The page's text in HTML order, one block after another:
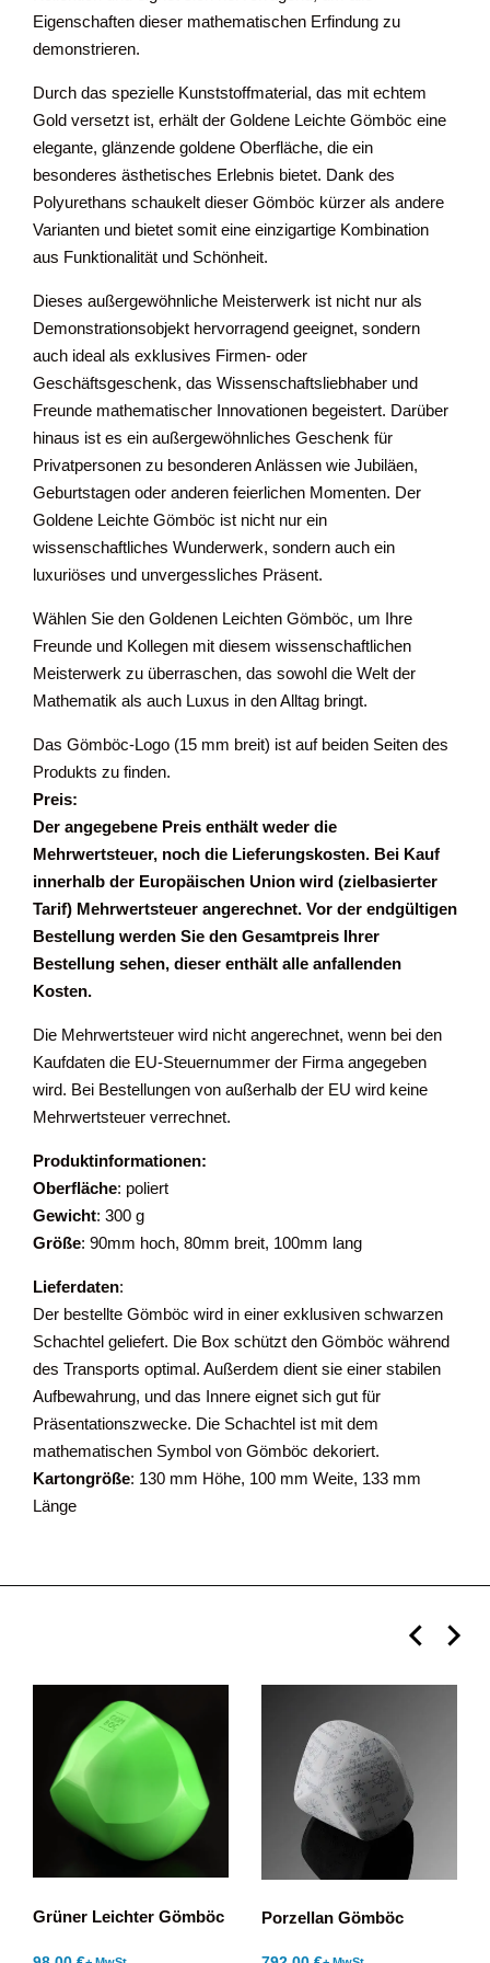
Eigenschaften dieser mathematischen Erfindung zu
demonstrieren.
Durch das spezielle Kunststoffmaterial, das mit echtem
Gold versetzt ist, erhält der Goldene Leichte Gömböc eine
elegante, glänzende goldene Oberfläche, die ein
besonderes ästhetisches Erlebnis bietet. Dank des
Polyurethans schaukelt dieser Gömböc kürzer als andere
Varianten und bietet somit eine einzigartige Kombination
aus Funktionalität und Schönheit.
Dieses außergewöhnliche Meisterwerk ist nicht nur als
Demonstrationsobjekt hervorragend geeignet, sondern
auch ideal als exklusives Firmen- oder
Geschäftsgeschenk, das Wissenschaftsliebhaber und
Freunde mathematischer Innovationen begeistert. Darüber
hinaus ist es ein außergewöhnliches Geschenk für
Privatpersonen zu besonderen Anlässen wie Jubiläen,
Geburtstagen oder anderen feierlichen Momenten. Der
Goldene Leichte Gömböc ist nicht nur ein
wissenschaftliches Wunderwerk, sondern auch ein
luxuriöses und unvergessliches Präsent.
Wählen Sie den Goldenen Leichten Gömböc, um Ihre
Freunde und Kollegen mit diesem wissenschaftlichen
Meisterwerk zu überraschen, das sowohl die Welt der
Mathematik als auch Luxus in den Alltag bringt.
Das Gömböc-Logo (15 mm breit) ist auf beiden Seiten des
Produkts zu finden.
Preis:
Der angegebene Preis enthält weder die
Mehrwertsteuer, noch die Lieferungskosten. Bei Kauf
innerhalb der Europäischen Union wird (zielbasierter
Tarif) Mehrwertsteuer angerechnet. Vor der endgültigen
Bestellung werden Sie den Gesamtpreis Ihrer
Bestellung sehen, dieser enthält alle anfallenden
Kosten.
Die Mehrwertsteuer wird nicht angerechnet, wenn bei den
Kaufdaten die EU-Steuernummer der Firma angegeben
wird. Bei Bestellungen von außerhalb der EU wird keine
Mehrwertsteuer verrechnet.
Produktinformationen:
Oberfläche: poliert
Gewicht: 300 g
Größe: 90mm hoch, 80mm breit, 100mm lang
Lieferdaten:
Der bestellte Gömböc wird in einer exklusiven schwarzen
Schachtel geliefert. Die Box schützt den Gömböc während
des Transports optimal. Außerdem dient sie einer stabilen
Aufbewahrung, und das Innere eignet sich gut für
Präsentationszwecke. Die Schachtel ist mit dem
mathematischen Symbol von Gömböc dekoriert.
Kartongröße: 130 mm Höhe, 100 mm Weite, 133 mm
Länge
Grüner Leichter Gömböc Porzellan Gömböc